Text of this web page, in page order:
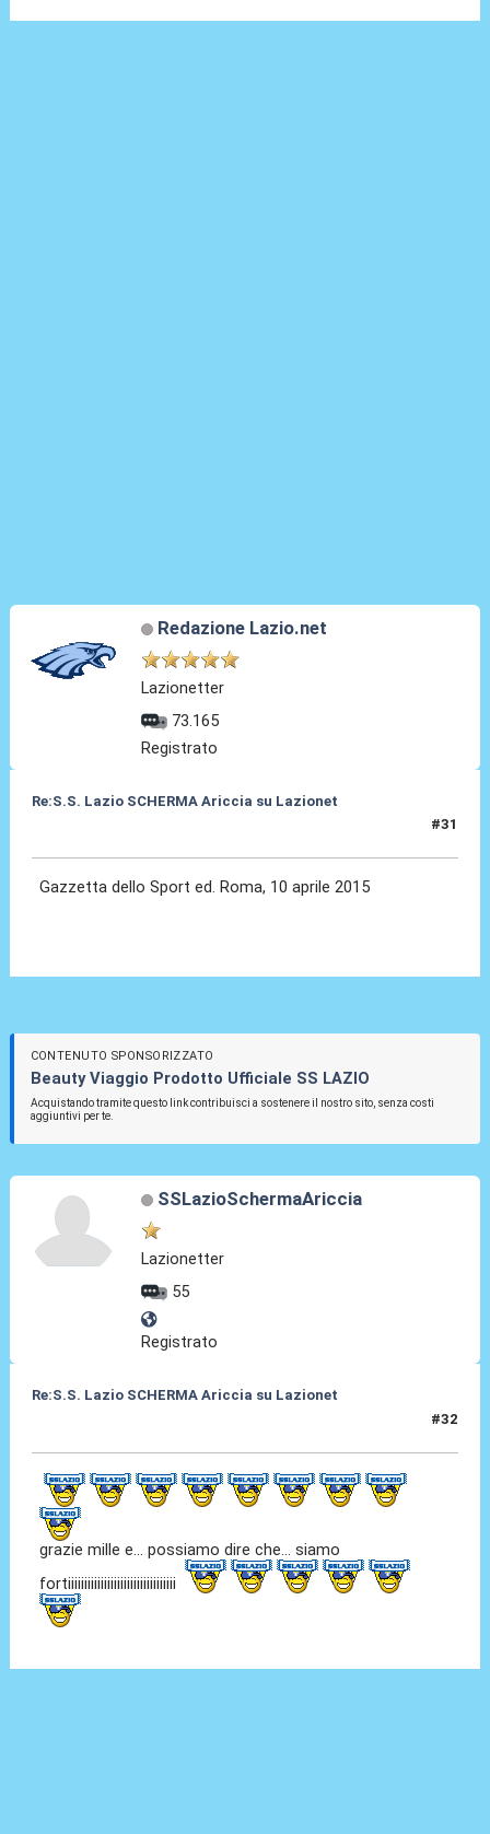
Redazione Lazio.net
Lazionetter
73.165
Registrato
Re:S.S. Lazio SCHERMA Ariccia su Lazionet
#31
Gazzetta dello Sport ed. Roma, 10 aprile 2015
CONTENUTO SPONSORIZZATO
Beauty Viaggio Prodotto Ufficiale SS LAZIO
Acquistando tramite questo link contribuisci a sostenere il nostro sito, senza costi
aggiuntivi per te.
SSLazioSchermaAriccia
Lazionetter
55
Registrato
Re:S.S. Lazio SCHERMA Ariccia su Lazionet
#32
grazie mille e... possiamo dire che... siamo
fortiiiiiiiiiiiiiiiiiiiiiiiiiiiiiiiii